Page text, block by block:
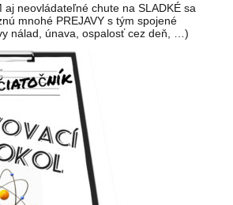
aj neovládateľné chute na SLADKÉ sa
mnohé PREJAVY s tým spojené
nálad, únava, ospalosť cez deň, …)